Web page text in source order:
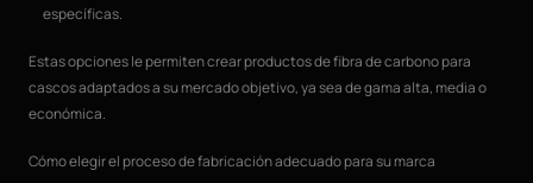
específicas.
Estas opciones le permiten crear productos de fibra de carbono para
cascos adaptados a su mercado objetivo, ya sea de gama alta, media o
económica.
Cómo elegir el proceso de fabricación adecuado para su marca